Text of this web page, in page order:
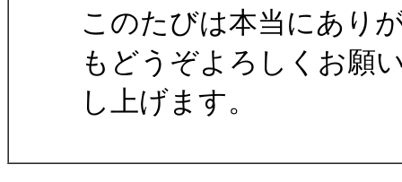
このたびは本当にあり
もどうぞよろしくお願
し上げます。